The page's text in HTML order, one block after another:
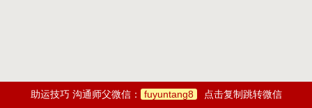
助运技巧 沟通师父微信： fuyuntang8 点击复制跳转微信